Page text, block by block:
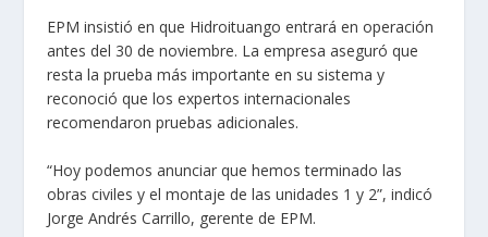
EPM insistió en que Hidroituango entrará en operación
antes del 30 de noviembre. La empresa aseguró que
resta la prueba más importante en su sistema y
reconoció que los expertos internacionales
recomendaron pruebas adicionales.
“Hoy podemos anunciar que hemos terminado las
obras civiles y el montaje de las unidades 1 y 2”, indicó
Jorge Andrés Carrillo, gerente de EPM.